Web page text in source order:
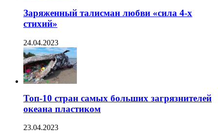
Заряженный талисман любви «сила 4-х
стихий»
24.04.2023
Топ-10 стран самых больших загрязнителей
океана пластиком
23.04.2023